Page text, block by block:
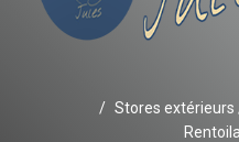
Stores extérieurs